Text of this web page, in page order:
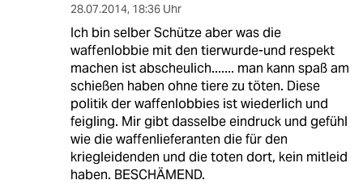
28.07.2014, 18:36 Uhr
Ich bin selber Schütze aber was die
waffenlobbie mit den tierwurde-und respekt
machen ist abscheulich....... man kann spaß am
schießen haben ohne tiere zu töten. Diese
politik der waffenlobbies ist wiederlich und
feigling. Mir gibt dasselbe eindruck und gefühl
wie die waffenlieferanten die für den
kriegleidenden und die toten dort, kein mitleid
haben. BESCHÄMEND.